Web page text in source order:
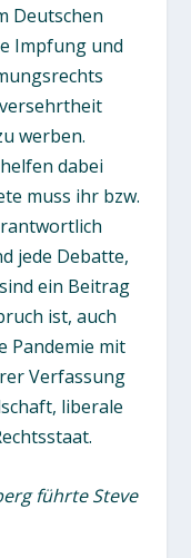
Deutschen
Impfung und
werben.
dabei
muss ihr bzw.
jede Debatte,
ein Beitrag
ist, auch
Pandemie mit
Verfassung
liberale
führte Steve